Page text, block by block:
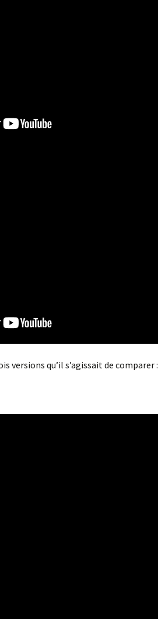
versions qu’il s’agissait de comparer :